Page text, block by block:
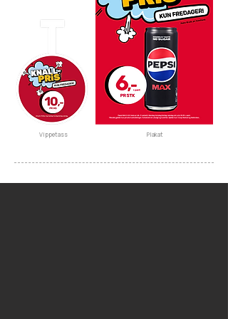
Vippetass Plakat